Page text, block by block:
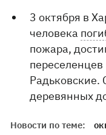
3 октября в
человека
пожара,
Радьковские.
деревянных
Новости по теме: